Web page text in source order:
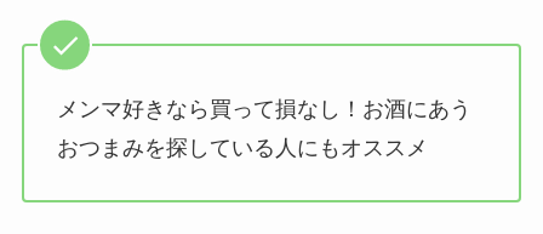
メンマ好きなら買って損なし！お酒にあう
おつまみを探している人にもオススメ